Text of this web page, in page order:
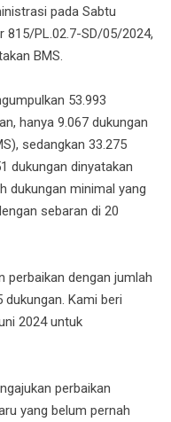
pada Sabtu
PL.02.7-SD/05/2024,
BMS.
53.993
hanya 9.067 dukungan
sedangkan 33.275
dukungan dinyatakan
dukungan minimal yang
sebaran di 20
perbaikan dengan jumlah
Kami beri
2024 untuk
perbaikan
yang belum pernah